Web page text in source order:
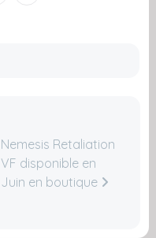
Nemesis Retaliation
VF disponible en
Juin en boutique